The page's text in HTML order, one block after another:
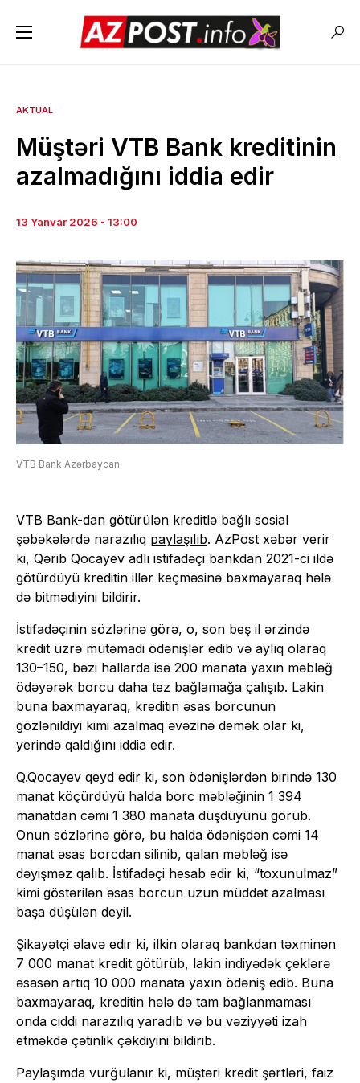
AKTUAL
Müştəri VTB Bank kreditinin
azalmadığını iddia edir
13 Yanvar 2026 - 13:00
VTB Bank Azərbaycan
VTB Bank-dan götürülən kreditlə bağlı sosial
şəbəkələrdə narazılıq paylaşılıb. AzPost xəbər verir
ki, Qərib Qocayev adlı istifadəçi bankdan 2021-ci ildə
götürdüyü kreditin illər keçməsinə baxmayaraq hələ
də bitmədiyini bildirir.
İstifadəçinin sözlərinə görə, o, son beş il ərzində
kredit üzrə mütəmadi ödənişlər edib və aylıq olaraq
130–150, bəzi hallarda isə 200 manata yaxın məbləğ
ödəyərək borcu daha tez bağlamağa çalışıb. Lakin
buna baxmayaraq, kreditin əsas borcunun
gözlənildiyi kimi azalmaq əvəzinə demək olar ki,
yerində qaldığını iddia edir.
Q.Qocayev qeyd edir ki, son ödənişlərdən birində 130
manat köçürdüyü halda borc məbləğinin 1 394
manatdan cəmi 1 380 manata düşdüyünü görüb.
Onun sözlərinə görə, bu halda ödənişdən cəmi 14
manat əsas borcdan silinib, qalan məbləğ isə
dəyişməz qalıb. İstifadəçi hesab edir ki, “toxunulmaz”
kimi göstərilən əsas borcun uzun müddət azalması
başa düşülən deyil.
Şikayətçi əlavə edir ki, ilkin olaraq bankdan təxminən
7 000 manat kredit götürüb, lakin indiyədək çeklərə
əsasən artıq 10 000 manata yaxın ödəniş edib. Buna
baxmayaraq, kreditin hələ də tam bağlanmaması
onda ciddi narazılıq yaradıb və bu vəziyyəti izah
etməkdə çətinlik çəkdiyini bildirib.
Paylaşımda vurğulanır ki, müştəri kredit şərtləri, faiz